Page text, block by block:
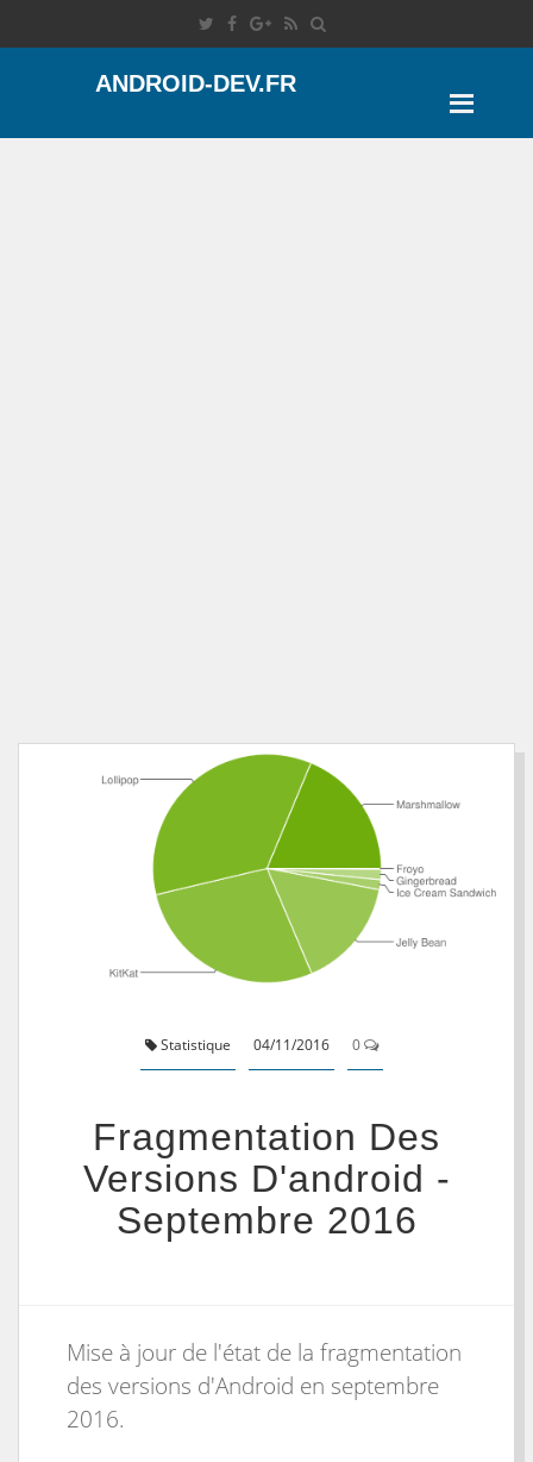
ANDROID-DEV.FR
Statistique 04/11/2016 0
Fragmentation Des
Versions D'android -
Septembre 2016
Mise à jour de l'état de la fragmentation
des versions d'Android en septembre
2016.